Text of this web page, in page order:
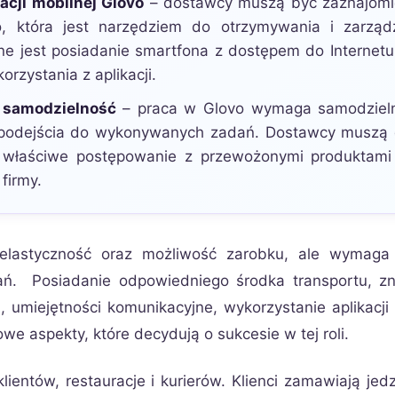
która jest narzędziem do otrzymywania i
jest posiadanie smartfona z dostępem do
z aplikacji.
– praca w Glovo wymaga
do wykonywanych zadań. Dostawcy muszą
postępowanie z przewożonymi
oraz możliwość zarobku, ale wymaga
Posiadanie odpowiedniego środka transportu,
umiejętności komunikacyjne, wykorzystanie aplikacji
aspekty, które decydują o sukcesie w tej roli.
restauracje i kurierów. Klienci zamawiają